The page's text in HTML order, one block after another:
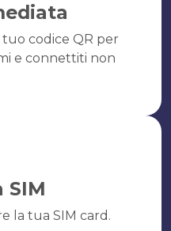
codice QR per
e connettiti non
SIM
la tua SIM card.